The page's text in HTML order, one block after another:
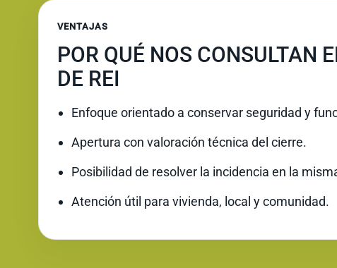
VENTAJAS
POR QUÉ NOS CONSULTAN
DE REI
Enfoque orientado a conservar seguridad y
Apertura con valoración técnica del cierre.
Posibilidad de resolver la incidencia en la
Atención útil para vivienda, local y comunidad.